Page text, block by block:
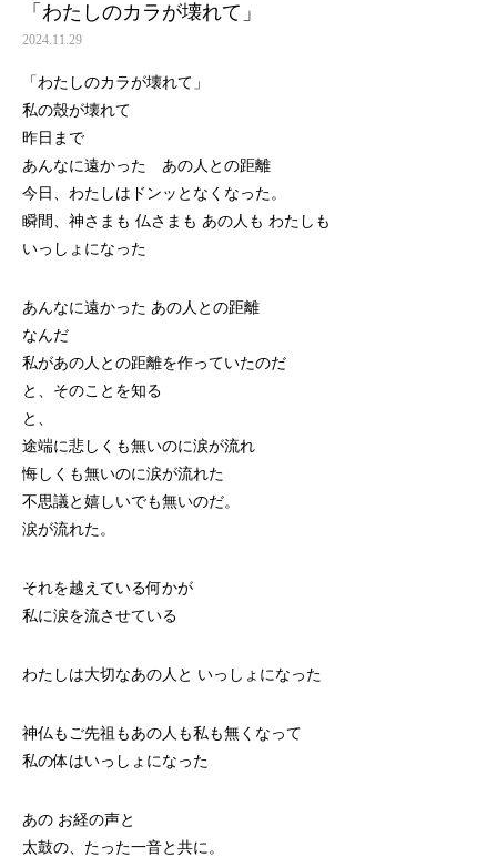
「わたしのカラが壊れて」
2024.11.29
「わたしのカラが壊れて」
私の殼が壊れて
昨日まで
あんなに遠かった あの人との距離
今日、わたしはドンッとなくなった。
瞬間、神さまも 仏さまも あの人も わたしも
いっしょになった
あんなに遠かった あの人との距離
なんだ
私があの人との距離を作っていたのだ
と、そのことを知る
と、
途端に悲しくも無いのに涙が流れ
悔しくも無いのに涙が流れた
不思議と嬉しいでも無いのだ。
涙が流れた。
それを越えている何かが
私に涙を流させている
わたしは大切なあの人と いっしょになった
神仏もご先祖もあの人も私も無くなって
私の体はいっしょになった
あの お経の声と
太鼓の、たった一音と共に。